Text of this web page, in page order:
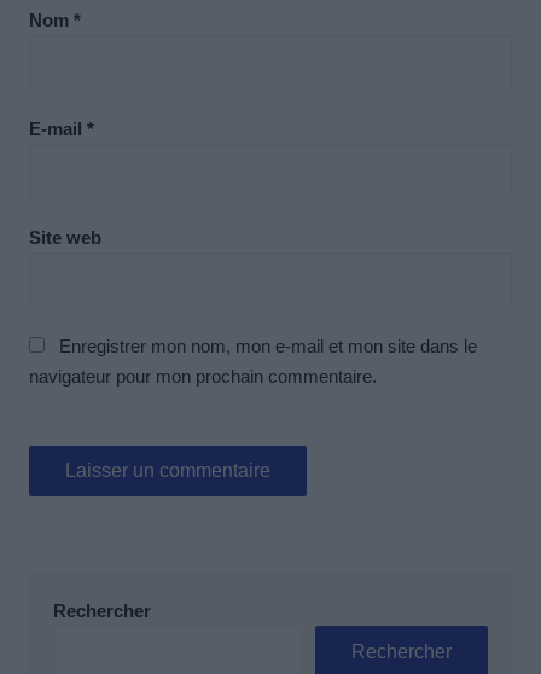
Nom *
E-mail *
Site web
Enregistrer mon nom, mon e-mail et mon site dans le
navigateur pour mon prochain commentaire.
Rechercher
Rechercher